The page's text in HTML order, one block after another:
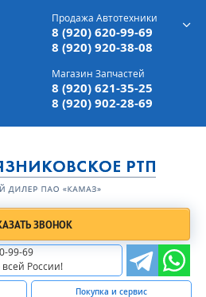
д 90
Продажа Автотехники
8 (920) 620-99-69
8 (920) 920-38-08
Магазин Запчастей
8 (920) 621-35-25
8 (920) 902-28-69
ЗВОНОК
99-69
России!
Покупка и сервис